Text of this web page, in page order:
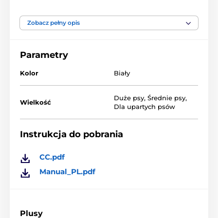
bezprzewodowy, a jego
pojemności zapewnia wiele dni zabawy bez
oryginalne piłki
Zobacz pełny opis
Parametry
Kolor Biały
Wielkość
Duże psy, Średnie psy,
Dla upartych psów
Instrukcja do pobrania
CC.pdf
Manual_PL.pdf
Plusy